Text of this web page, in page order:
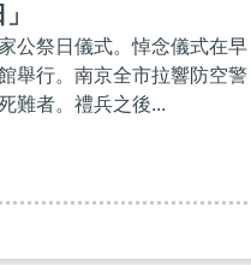
公祭日儀式。悼念儀式在早
舉行。南京全市拉響防空警
難者。禮兵之後...